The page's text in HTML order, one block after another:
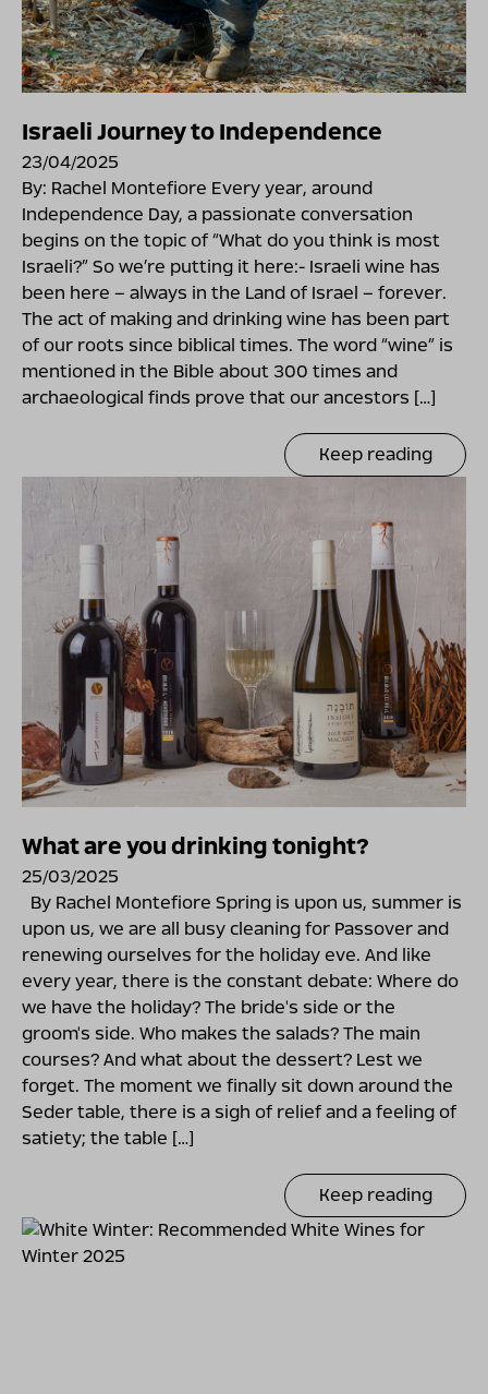
Israeli Journey to Independence
23/04/2025
By: Rachel Montefiore Every year, around
Independence Day, a passionate conversation
begins on the topic of “What do you think is most
Israeli?” So we’re putting it here:- Israeli wine has
been here – always in the Land of Israel – forever.
The act of making and drinking wine has been part
of our roots since biblical times. The word “wine” is
mentioned in the Bible about 300 times and
archaeological finds prove that our ancestors […]
Keep reading
What are you drinking tonight?
25/03/2025
By Rachel Montefiore Spring is upon us, summer is
upon us, we are all busy cleaning for Passover and
renewing ourselves for the holiday eve. And like
every year, there is the constant debate: Where do
we have the holiday? The bride's side or the
groom's side. Who makes the salads? The main
courses? And what about the dessert? Lest we
forget. The moment we finally sit down around the
Seder table, there is a sigh of relief and a feeling of
satiety; the table […]
Keep reading